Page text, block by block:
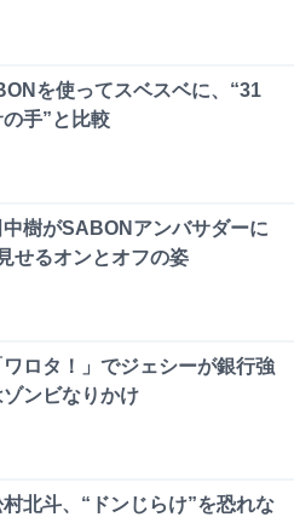
を使ってスベスベに、“31
手”と比較
樹がSABONアンバサダーに
せるオンとオフの姿
ロタ！」でジェシーが銀行強
ンビなりかけ
北斗、“ドンじらけ”を恐れな